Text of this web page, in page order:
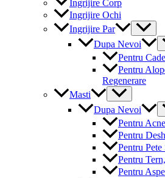
Ingrijire Corp
Ingrijire Ochi
Ingrijire Par
Menu
Toggle
Dupa Nevoi
Pentru
Pentru
Regenerare
Masti
Menu
Toggle
Dupa Nevoi
Pentru
Pentru
Pentru
Pentru
Pentru